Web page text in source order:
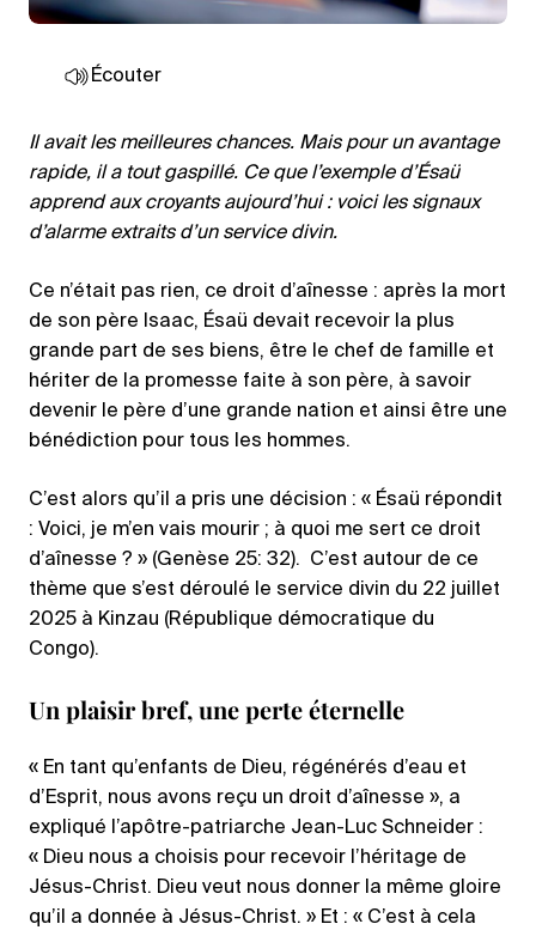
Écouter
Il avait les meilleures chances. Mais pour un avantage
rapide, il a tout gaspillé. Ce que l’exemple d’Ésaü
apprend aux croyants aujourd’hui : voici les signaux
d’alarme extraits d’un service divin.
Ce n’était pas rien, ce droit d’aînesse : après la mort
de son père Isaac, Ésaü devait recevoir la plus
grande part de ses biens, être le chef de famille et
hériter de la promesse faite à son père, à savoir
devenir le père d’une grande nation et ainsi être une
bénédiction pour tous les hommes.
C’est alors qu’il a pris une décision : « Ésaü répondit
: Voici, je m’en vais mourir ; à quoi me sert ce droit
d’aînesse ? » (Genèse 25: 32). C’est autour de ce
thème que s’est déroulé le service divin du 22 juillet
2025 à Kinzau (République démocratique du
Congo).
Un plaisir bref, une perte éternelle
« En tant qu’enfants de Dieu, régénérés d’eau et
d’Esprit, nous avons reçu un droit d’aînesse », a
expliqué l’apôtre-patriarche Jean-Luc Schneider :
« Dieu nous a choisis pour recevoir l’héritage de
Jésus-Christ. Dieu veut nous donner la même gloire
qu’il a donnée à Jésus-Christ. » Et : « C’est à cela